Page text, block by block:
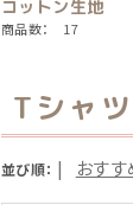
コットン生地
商品数： 17
Tシャ
並び順： | おす